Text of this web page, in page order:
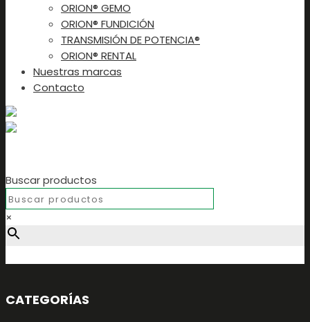
ORION® GEMO
ORION® FUNDICIÓN
TRANSMISIÓN DE POTENCIA®
ORION® RENTAL
Nuestras marcas
Contacto
Buscar productos
×
CATEGORÍAS